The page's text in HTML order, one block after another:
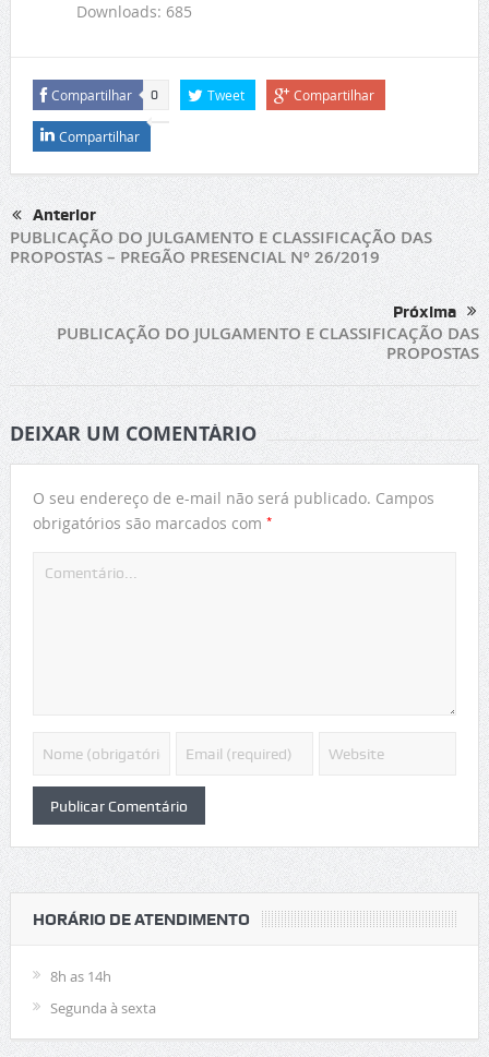
Downloads: 685
Compartilhar 0 Tweet Compartilhar
Compartilhar
Anterior
PUBLICAÇÃO DO JULGAMENTO E CLASSIFICAÇÃO DAS
PROPOSTAS – PREGÃO PRESENCIAL Nº 26/2019
Próxima
PUBLICAÇÃO DO JULGAMENTO E CLASSIFICAÇÃO DAS
PROPOSTAS
DEIXAR UM COMENTÁRIO
O seu endereço de e-mail não será publicado. Campos
obrigatórios são marcados com *
HORÁRIO DE ATENDIMENTO
8h as 14h
Segunda à sexta